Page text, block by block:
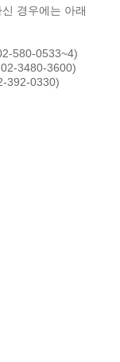
경우에는 아래
580-0533~4)
3480-3600)
392-0330)